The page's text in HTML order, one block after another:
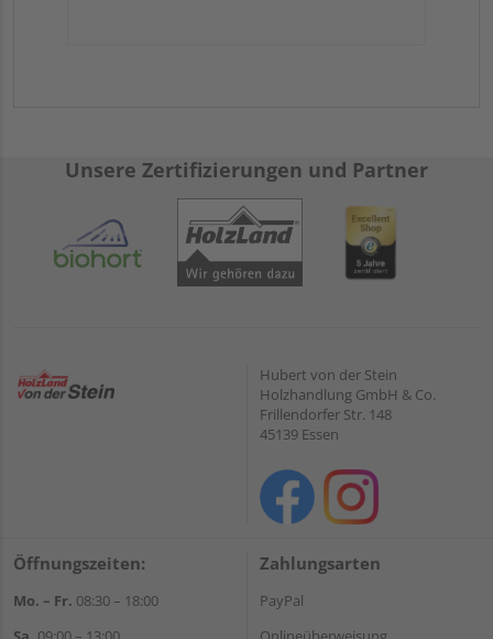
Unsere Zertifizierungen und Partner
Hubert von der Stein
Holzhandlung GmbH & Co.
Frillendorfer Str. 148
45139 Essen
Öffnungszeiten:
Mo. – Fr. 08:30 – 18:00
Zahlungsarten
PayPal